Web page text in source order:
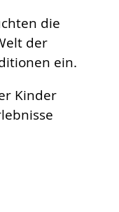
die
der
ein.
Kinder